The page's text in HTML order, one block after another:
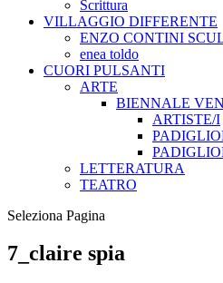
Scrittura
VILLAGGIO DIFFERENTE
ENZO CONTINI
enea toldo
CUORI PULSANTI
ARTE
BIENNALE
ARTISTE/I
LETTERATURA
TEATRO
Seleziona Pagina
7_claire spia